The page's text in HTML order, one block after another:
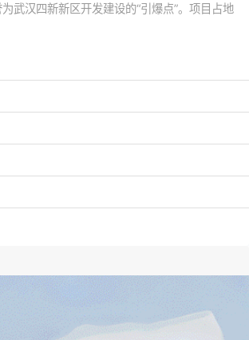
武汉四新新区开发建设的“引爆点”。项目占地